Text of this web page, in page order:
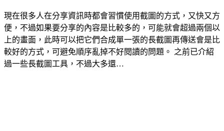
現在很多人在分享資訊時都會習慣使用截圖的方式，又快又方
便，不過如果要分享的內容是比較多的，可能就會超過兩個以
上的畫面，此時可以把它們合成單一張的長截圖再傳送會是比
較好的方式，可避免順序亂掉不好閱讀的問題。 之前已介紹
過一些長截圖工具，不過大多還…